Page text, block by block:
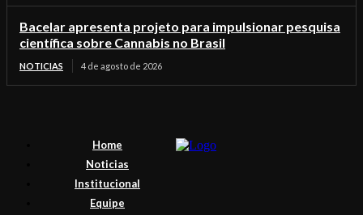
Bacelar apresenta projeto para impulsionar pesquisa
científica sobre Cannabis no Brasil
NOTICIAS 4 de agosto de 2026
Home
Noticias
Institucional
Equipe